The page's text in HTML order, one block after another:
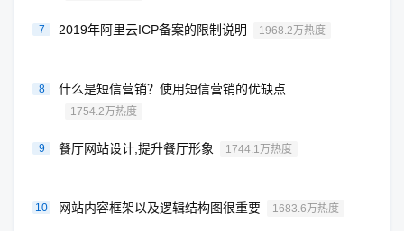
7 2019年阿里云ICP备案的限制说明 1968.2万热度
8 什么是短信营销？使用短信营销的优缺点
1754.2万热度
9 餐厅网站设计,提升餐厅形象 1744.1万热度
10 网站内容框架以及逻辑结构图很重要 1683.6万热度